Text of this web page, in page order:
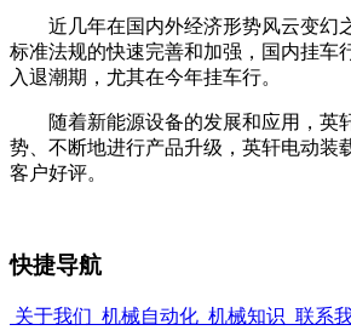
近几年在国内外经济形势风云变幻
标准法规的快速完善和加强，国内挂车
入退潮期，尤其在今年挂车行。
随着新能源设备的发展和应用，英
势、不断地进行产品升级，英轩电动装
客户好评。
快捷导航
关于我们 机械自动化 机械知识 联系